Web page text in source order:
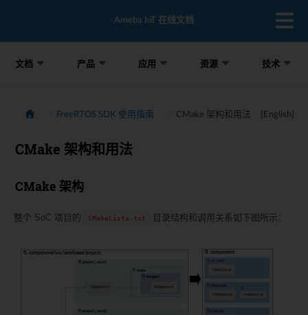
Ameba IoT 在线文档
文档 产品 应用 资源 技术
FreeRTOS SDK 使用指南 CMake 架构和用法 [English]
CMake 架构和用法
CMake 架构
整个 SoC 项目的 CMakeLists.txt 目录结构和调用关系如下图所示：